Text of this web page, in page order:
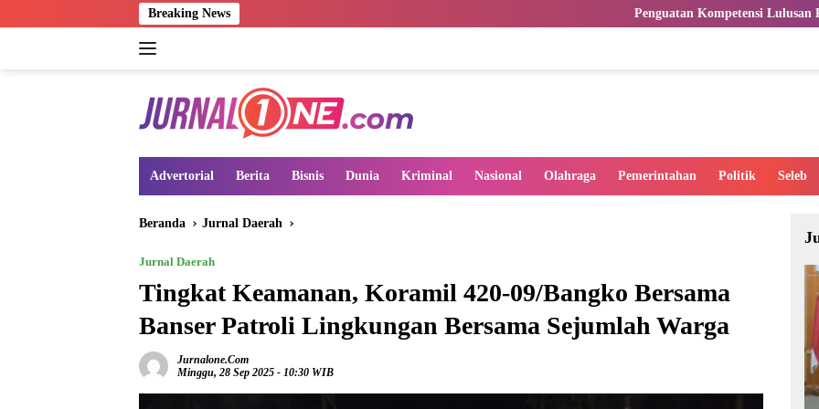
ke
Breaking News Penguatan Kompetensi Lulusan Perguruan Tinggi
Advertorial Berita Bisnis Dunia Kriminal Nasional Olahraga Pemerintahan Politik Seleb
Beranda Jurnal Daerah
Jurnal Daerah
Tingkat Keamanan, Koramil 420-09/Bangko Bersama
Banser Patroli Lingkungan Bersama Sejumlah Warga
Jurnalone.com
Minggu, 28 Sep 2025 - 10:30 WIB